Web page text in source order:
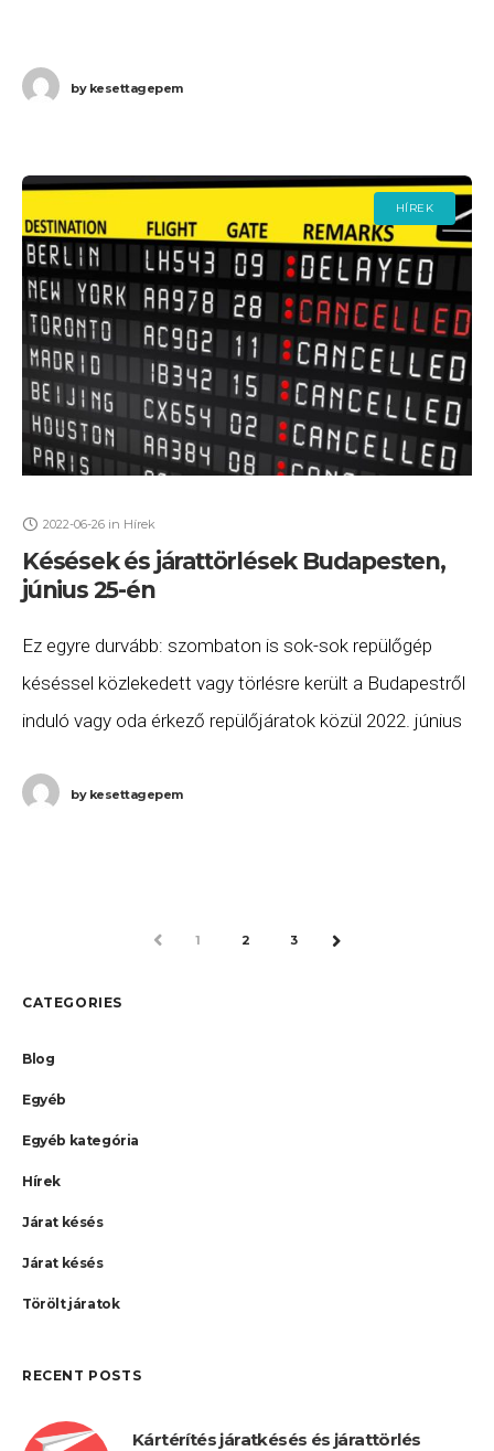
bykesettagepem
HÍREK
2022-06-26 in Hírek
Késések és járattörlések Budapesten,
június 25-én
Ez egyre durvább: szombaton is sok-sok repülőgép
késéssel közlekedett vagy törlésre került a Budapestről
induló vagy oda érkező repülőjáratok közül 2022. június
bykesettagepem
PREV1 2 3 NEXT
CATEGORIES
Blog
Egyéb
Egyéb kategória
Hírek
Járat késés
Járat késés
Törölt járatok
RECENT POSTS
Kártérítés járatkésés és járattörlés